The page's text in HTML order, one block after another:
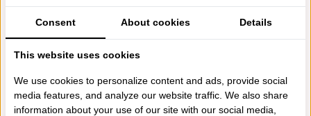
DE WITTE LIETAER
EXCELLENCE BADMATTEN
DARK GREY*, VANAF
€32,95
DE WITTE LIETAER BADJAS
FELICIA DARK GREY
SALE
Consent About cookies Details
This website uses cookies
We use cookies to personalize content and ads, provide social
media features, and analyze our website traffic. We also share
information about your use of our site with our social media,